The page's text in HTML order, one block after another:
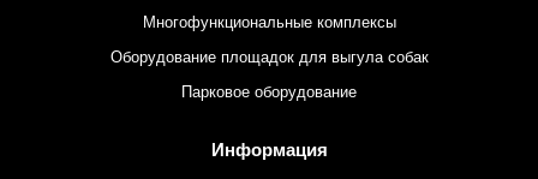
Многофункциональные комплексы
Оборудование площадок для выгула собак
Парковое оборудование
Информация